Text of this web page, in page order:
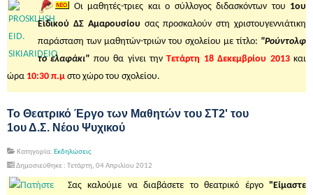
Οι μαθητές-τριες και ο σύλλογος διδασκόντων του 1ου
Ειδικού ΔΣ Αμαρουσίου σας προσκαλούν στη χριστουγεννιάτικη
παράσταση των μαθητών-τριών του σχολείου με τίτλο: "Ρούντολφ
το ελαφάκι" που θα γίνει τηνΤετάρτη 18 Δεκεμβρίου 2013και
ώρα 10:30 π.μ στο χώρο του σχολείου.
Το Θεατρικό Έργο των Μαθητών του ΣΤ2' του
1ου Δ.Σ. Νέου Ψυχικού
Κατηγορία: Εκδηλώσεις
Δημοσιεύθηκε : Τετάρτη, 04 Απριλίου 2012
Σας καλούμε να διαβάσετε το θεατρικό έργο "Είμαστε